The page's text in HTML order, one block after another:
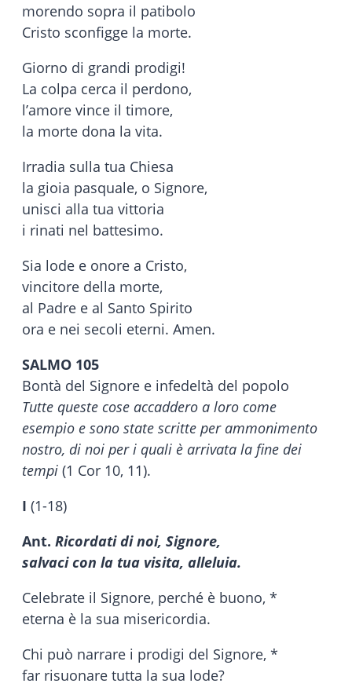
morendo sopra il patibolo
Cristo sconfigge la morte.
Giorno di grandi prodigi!
La colpa cerca il perdono,
l’amore vince il timore,
la morte dona la vita.
Irradia sulla tua Chiesa
la gioia pasquale, o Signore,
unisci alla tua vittoria
i rinati nel battesimo.
Sia lode e onore a Cristo,
vincitore della morte,
al Padre e al Santo Spirito
ora e nei secoli eterni. Amen.
SALMO 105
Bontà del Signore e infedeltà del popolo
Tutte queste cose accaddero a loro come
esempio e sono state scritte per ammonimento
nostro, di noi per i quali è arrivata la fine dei
tempi (1 Cor 10, 11).
I (1-18)
Ant. Ricordati di noi, Signore,
salvaci con la tua visita, alleluia.
Celebrate il Signore, perché è buono, *
eterna è la sua misericordia.
Chi può narrare i prodigi del Signore, *
far risuonare tutta la sua lode?